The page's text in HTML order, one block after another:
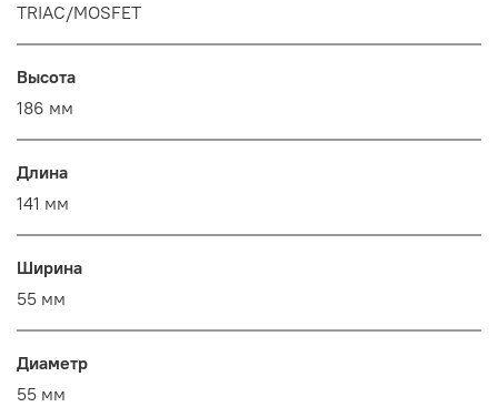
TRIAC/MOSFET
Высота
186 мм
Длина
141 мм
Ширина
55 мм
Диаметр
55 мм